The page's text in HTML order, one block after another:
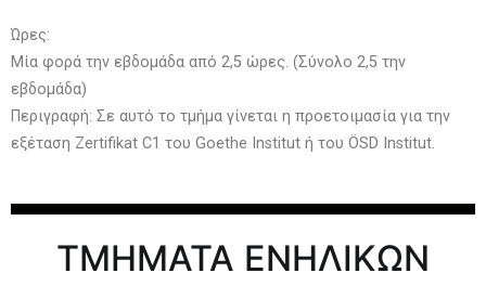
Ώρες:
Μία φορά την εβδομάδα από 2,5 ώρες. (Σύνολο 2,5 την
εβδομάδα)
Περιγραφή: Σε αυτό το τμήμα γίνεται η προετοιμασία για την
εξέταση Zertifikat C1 του Goethe Institut ή του ÖSD Institut.
ΤΜΗΜΑΤΑ ΕΝΗΛΙΚΩΝ